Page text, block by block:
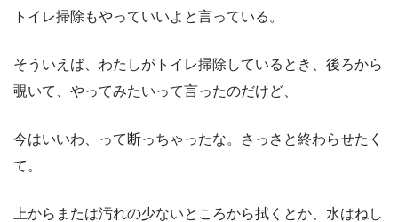
トイレ掃除もやっていいよと言っている。
そういえば、わたしがトイレ掃除しているとき、後ろから
覗いて、やってみたいって言ったのだけど、
今はいいわ、って断っちゃったな。さっさと終わらせたく
て。
上からまたは汚れの少ないところから拭くとか、水はねし